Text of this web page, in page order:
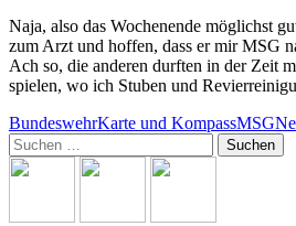
Naja, also das Wochenende möglichst
zum Arzt und hoffen, dass er mir MSG
Ach so, die anderen durften in der Zeit
spielen, wo ich Stuben und
BundeswehrKarte und KompassMSG
Suchen
nach: